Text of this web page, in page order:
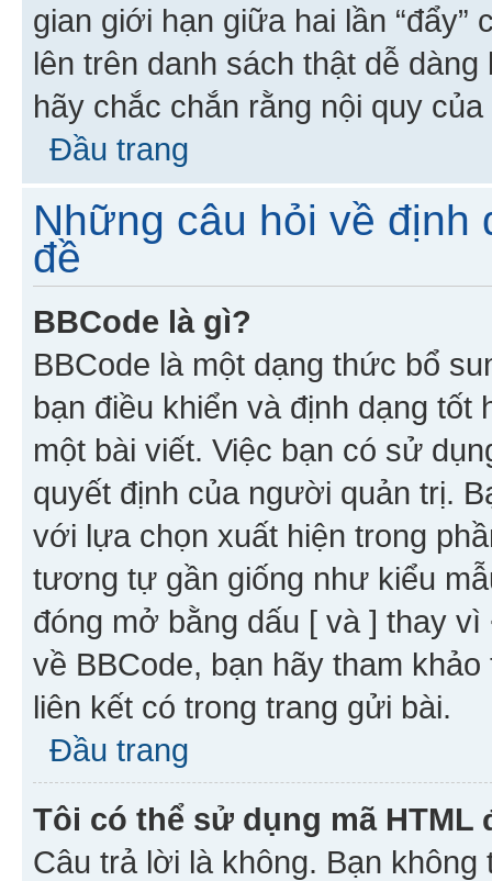
gian giới hạn giữa hai lần “đẩy”
lên trên danh sách thật dễ
hãy chắc chắn rằng nội quy
Đầu trang
Những câu hỏi về định
đề
BBCode là gì?
BBCode là một dạng thức bổ
bạn điều khiển và định dạng
một bài viết. Việc bạn có sử
quyết định của người quản trị.
với lựa chọn xuất hiện trong
tương tự gần giống như kiểu
đóng mở bằng dấu [ và ] thay
về BBCode, bạn hãy tham
liên kết có trong trang gửi bài.
Đầu trang
Tôi có thể sử dụng mã
Câu trả lời là không. Bạn